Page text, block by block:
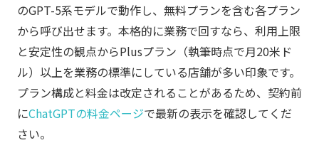
のGPT-5系モデルで動作し、無料プランを含む各プラン
から呼び出せます。本格的に業務で回すなら、利用上限
と安定性の観点からPlusプラン（執筆時点で月20米ド
ル）以上を業務の標準にしている店舗が多い印象です。
プラン構成と料金は改定されることがあるため、契約前
にChatGPTの料金ページで最新の表示を確認してくだ
さい。